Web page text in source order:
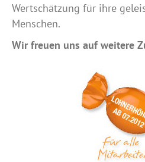
Wertschätzung für ihre
Menschen.
Wir freuen uns auf weitere